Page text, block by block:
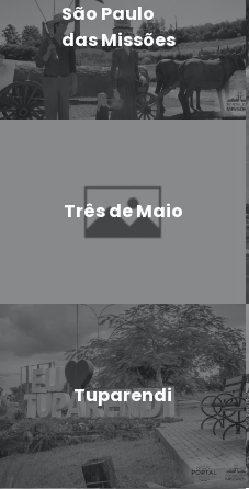
São Paulo
das Missões
Três de Maio
Tuparendi